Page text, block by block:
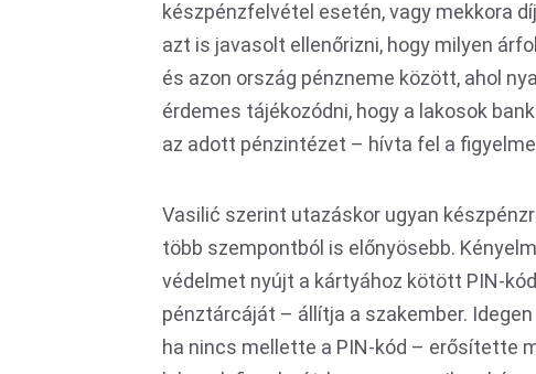
készpénzfelvétel esetén, vagy mekkora
azt is javasolt ellenőrizni, hogy milyen
és azon ország pénzneme között, ahol
érdemes tájékozódni, hogy a lakosok
az adott pénzintézet – hívta fel a
Vasilić szerint utazáskor ugyan
több szempontból is előnyösebb.
védelmet nyújt a kártyához kötött PIN-
pénztárcáját – állítja a szakember.
ha nincs mellette a PIN-kód – erősítette